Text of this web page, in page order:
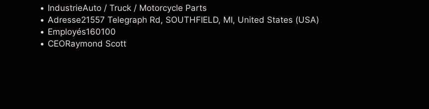
IndustrieAuto / Truck / Motorcycle Parts
Adresse21557 Telegraph Rd, SOUTHFIELD, MI, United States (USA)
Employés160100
CEORaymond Scott